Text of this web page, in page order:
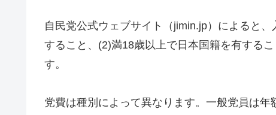
自民党公式ウェブサイト（jimin.jp）によると
すること、(2)満18歳以上で日本国籍を有する
す。
党費は種別によって異なります。一般党員は